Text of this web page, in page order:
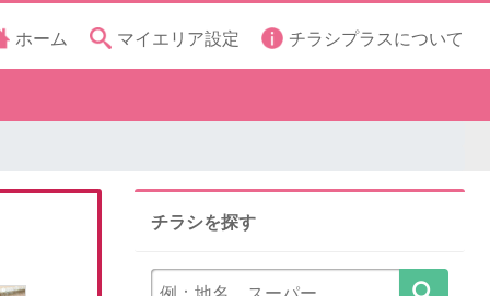
ホーム マイエリア設定 チラシプラスについて
チラシを探す